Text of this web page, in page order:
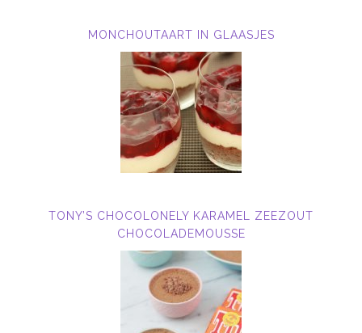
MONCHOUTAART IN GLAASJES
TONY’S CHOCOLONELY KARAMEL ZEEZOUT
CHOCOLADEMOUSSE